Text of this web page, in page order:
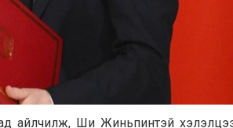
айлчилж, Ши Жиньпинтэй